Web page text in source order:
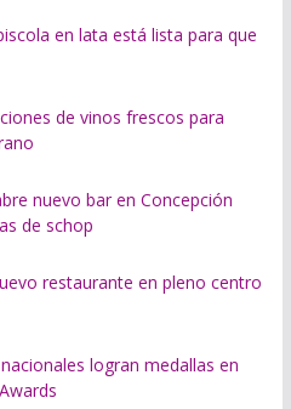
en lata está lista para que
de vinos frescos para
nuevo bar en Concepción
de schop
restaurante en pleno centro
logran medallas en